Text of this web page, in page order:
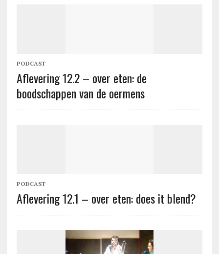
PODCAST
Aflevering 12.2 – over eten: de
boodschappen van de oermens
PODCAST
Aflevering 12.1 – over eten: does it blend?